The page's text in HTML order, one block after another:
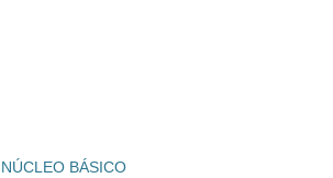
BÁSICO